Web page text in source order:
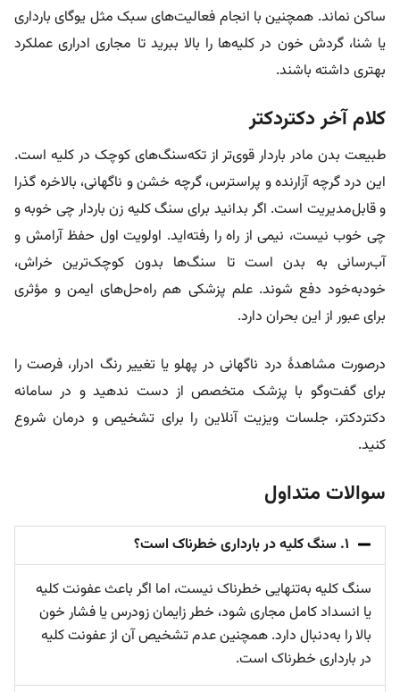
ساکن نماند. همچنین با انجام فعالیت‌های سبک مثل یوگای بارداری
یا شنا، گردش خون در کلیه‌ها را بالا ببرید تا مجاری ادراری عملکرد
بهتری داشته باشند.
کلام آخر دکتردکتر
طبیعت بدن مادر باردار قوی‌تر از تکه‌سنگ‌های کوچک در کلیه است.
این درد گرچه آزارنده و پراسترس، گرچه خشن و ناگهانی، بالاخره گذرا
و قابل‌مدیریت است. اگر بدانید برای سنگ کلیه زن باردار چی خوبه و
چی خوب نیست، نیمی از راه را رفته‌اید. اولویت اول حفظ آرامش و
آب‌رسانی به بدن است تا سنگ‌ها بدون کوچک‌ترین خراش،
خود‌به‌خود دفع شوند. علم پزشکی هم راه‌حل‌های ایمن و مؤثری
برای عبور از این بحران دارد.
درصورت مشاهدۀ درد ناگهانی در پهلو یا تغییر رنگ ادرار، فرصت را
برای گفت‌و‌گو با پزشک متخصص از دست ندهید و در سامانه
دکتردکتر، جلسات ویزیت آنلاین را برای تشخیص و درمان شروع
کنید.
سوالات متداول
۱. سنگ کلیه در بارداری خطرناک است؟
سنگ کلیه به‌تنهایی خطرناک نیست، اما اگر باعث عفونت کلیه
یا انسداد کامل مجاری شود، خطر زایمان زودرس یا فشار خون
بالا را به‌دنبال دارد. همچنین عدم تشخیص آن از عفونت کلیه
در بارداری خطرناک است.